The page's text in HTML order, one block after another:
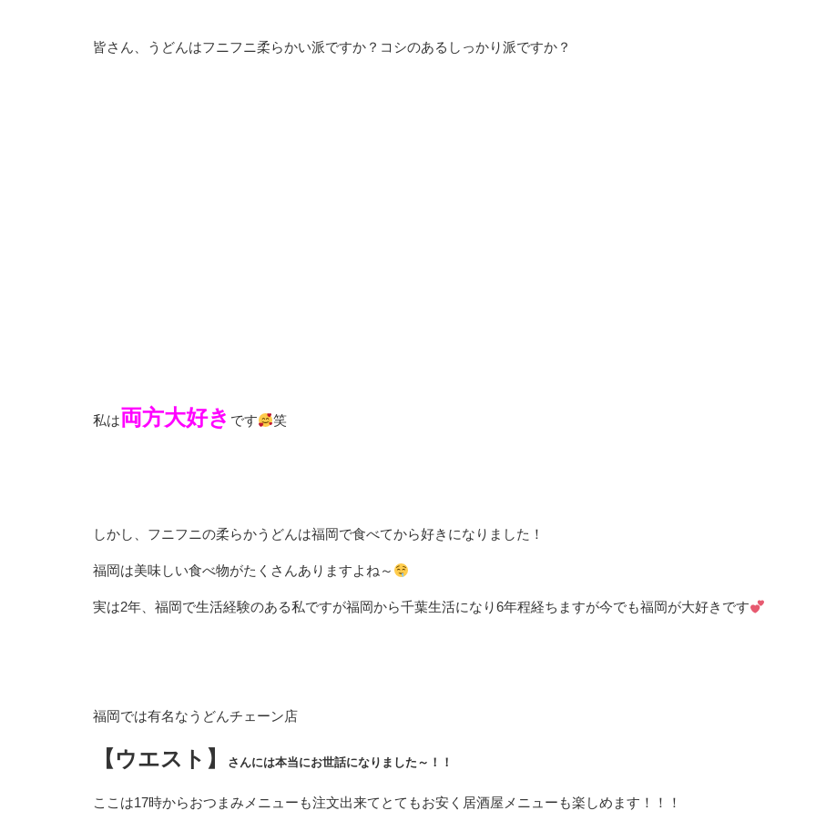
皆さん、うどんはフニフニ柔らかい派ですか？コシのあるしっかり派ですか？
私は両方大好き です 笑
しかし、フニフニの柔らかうどんは福岡で食べてから好きになりました！
福岡は美味しい食べ物がたくさんありますよね～
実は2年、福岡で生活経験のある私ですが福岡から千葉生活になり6年程経ちますが今でも福岡が大好きです
福岡では有名なうどんチェーン店
【ウエスト】 さんには本当にお世話になりました～！！
ここは17時からおつまみメニューも注文出来てとてもお安く居酒屋メニューも楽しめます！！！